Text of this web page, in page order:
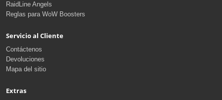
RaidLine Angels
Reglas para WoW Boosters
Servicio al Cliente
Contáctenos
Devoluciones
Mapa del sitio
Extras